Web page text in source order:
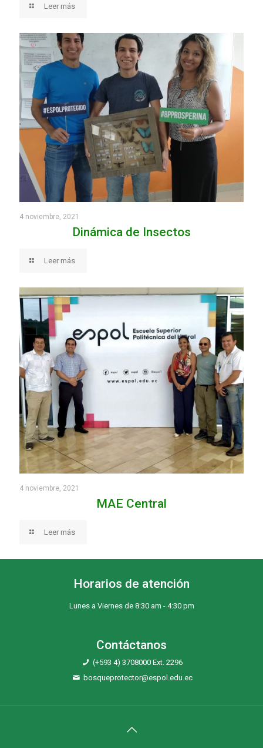
Leer más
4 noviembre, 2021
Dinámica de Insectos
Leer más
4 noviembre, 2021
MAE Central
Leer más
Horarios de atención
Lunes a Viernes de 8:30 am - 4:30 pm
Contáctanos
(+593 4) 3708000 Ext. 2296
bosqueprotector@espol.edu.ec